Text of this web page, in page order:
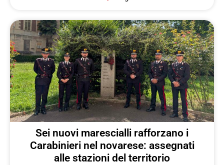
Sei nuovi marescialli rafforzano i
Carabinieri nel novarese: assegnati
alle stazioni del territorio